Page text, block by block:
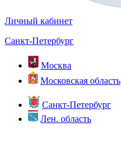
Личный кабинет
Санкт-Петербург
Москва
Московская область
Санкт-Петербург
Лен. область